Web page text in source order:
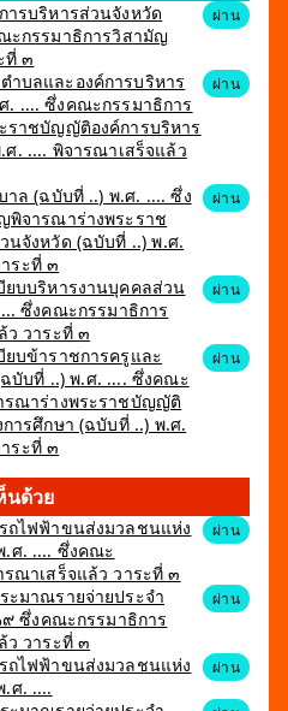
รบริหารส่วนจังหวัด
ะกรรมาธิการวิสามัญ
ที่ ๓
ผ่าน
บลและองค์การบริหาร
. .... ซึ่งคณะกรรมาธิการ
ราชบัญญัติองค์การบริหาร
. .... พิจารณาเสร็จแล้ว
ผ่าน
ล (ฉบับที่ ..) พ.ศ. .... ซึ่ง
พิจารณาร่างพระราช
จังหวัด (ฉบับที่ ..) พ.ศ.
ระที่ ๓
ผ่าน
บบริหารงานบุคคลส่วน
ซึ่งคณะกรรมาธิการ
วาระที่ ๓
ผ่าน
บข้าราชการครูและ
บับที่ ..) พ.ศ. .... ซึ่งคณะ
รณาร่างพระราชบัญญัติ
ารศึกษา (ฉบับที่ ..) พ.ศ.
ระที่ ๓
ผ่าน
นด้วย
ถไฟฟ้าขนส่งมวลชนแห่ง
.ศ. .... ซึ่งคณะ
ณาเสร็จแล้ว วาระที่ ๓
ผ่าน
มาณรายจ่ายประจำ
ซึ่งคณะกรรมาธิการ
วาระที่ ๓
ผ่าน
ถไฟฟ้าขนส่งมวลชนแห่ง
.ศ. ....
ผ่าน